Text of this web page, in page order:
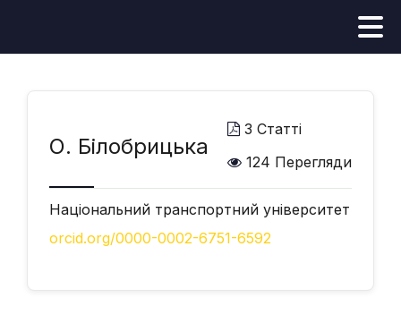
О. Білобрицька
3 Статті
124 Перегляди
Національний транспортний університет
orcid.org/0000-0002-6751-6592